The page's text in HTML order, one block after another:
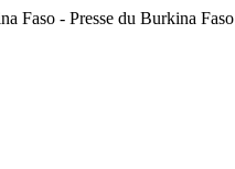
Faso - Presse du Burkina Faso